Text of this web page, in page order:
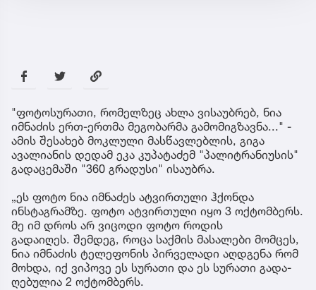
"ფოტოსურათი, რომელზეც ახლა ვისაუბრებ, ნია
იმნაძის ერთ-ერთმა მეგობარმა გამომიგზავნა..." -
ამის შესახებ მოკლული მასწავლებლის, გიგა
ავალიანის დედამ ეკა კუპატაძემ "პალიტრანიუსის"
გადაცემაში "360 გრადუსი" ისაუბრა.
„ეს ფოტო ნია იმნაძეს ატვირთული ჰქონდა
ინსტაგრამზე. ფოტო ატვირთული იყო 3 ოქტომბერს.
მე იმ დროს არ ვიცოდი ფოტო როდის
გადაიღეს. შემ­დეგ, როცა საქ­მის მა­სა­ლე­ბი მომ­ცეს,
ნია იმ­ნა­ძის ტე­ლე­ფო­ნის პირ­ვე­ლა­დი აღ­დგე­ნა რომ
მოხ­და, იქ ვი­პო­ვე ეს სუ­რა­თი და ეს სუ­რა­თი გა­და­
ღე­ბუ­ლია 2 ოქ­ტომ­ბერს.